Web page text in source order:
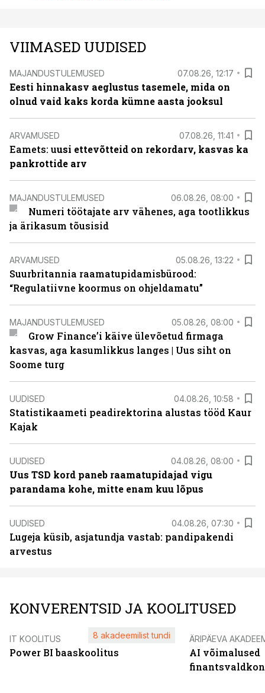
VIIMASED UUDISED
MAJANDUSTULEMUSED 07.08.26, 12:17
Eesti hinnakasv aeglustus tasemele, mida on
olnud vaid kaks korda kümne aasta jooksul
ARVAMUSED 07.08.26, 11:41
Eamets: uusi ettevõtteid on rekordarv, kasvas ka
pankrottide arv
MAJANDUSTULEMUSED 06.08.26, 08:00
Numeri töötajate arv vähenes, aga tootlikkus
ja ärikasum tõusisid
ARVAMUSED 05.08.26, 13:22
Suurbritannia raamatupidamisbürood:
“Regulatiivne koormus on ohjeldamatu”
MAJANDUSTULEMUSED 05.08.26, 08:00
Grow Finance’i käive ülevõetud firmaga
kasvas, aga kasumlikkus langes | Uus siht on
Soome turg
UUDISED 04.08.26, 10:58
Statistikaameti peadirektorina alustas tööd Kaur
Kajak
UUDISED 04.08.26, 08:00
Uus TSD kord paneb raamatupidajad vigu
parandama kohe, mitte enam kuu lõpus
UUDISED 04.08.26, 07:30
Lugeja küsib, asjatundja vastab: pandipakendi
arvestus
KONVERENTSID JA KOOLITUSED
IT KOOLITUS
Power BI baaskoolitus
8 akadeemilist tundi ÄRIPÄEVA
AI võimalused